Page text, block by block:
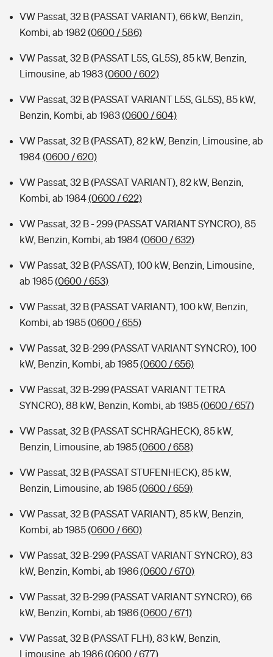
VW Passat, 32 B (PASSAT VARIANT), 66 kW, Benzin,
Kombi, ab 1982(0600 / 586)
VW Passat, 32 B (PASSAT L5S, GL5S), 85 kW, Benzin,
Limousine, ab 1983(0600 / 602)
VW Passat, 32 B (PASSAT VARIANT L5S, GL5S), 85 kW,
Benzin, Kombi, ab 1983(0600 / 604)
VW Passat, 32 B (PASSAT), 82 kW, Benzin, Limousine, ab
1984(0600 / 620)
VW Passat, 32 B (PASSAT VARIANT), 82 kW, Benzin,
Kombi, ab 1984(0600 / 622)
VW Passat, 32 B - 299 (PASSAT VARIANT SYNCRO), 85
kW, Benzin, Kombi, ab 1984(0600 / 632)
VW Passat, 32 B (PASSAT), 100 kW, Benzin, Limousine,
ab 1985(0600 / 653)
VW Passat, 32 B (PASSAT VARIANT), 100 kW, Benzin,
Kombi, ab 1985(0600 / 655)
VW Passat, 32 B-299 (PASSAT VARIANT SYNCRO), 100
kW, Benzin, Kombi, ab 1985(0600 / 656)
VW Passat, 32 B-299 (PASSAT VARIANT TETRA
SYNCRO), 88 kW, Benzin, Kombi, ab 1985(0600 / 657)
VW Passat, 32 B (PASSAT SCHRÄGHECK), 85 kW,
Benzin, Limousine, ab 1985(0600 / 658)
VW Passat, 32 B (PASSAT STUFENHECK), 85 kW,
Benzin, Limousine, ab 1985(0600 / 659)
VW Passat, 32 B (PASSAT VARIANT), 85 kW, Benzin,
Kombi, ab 1985(0600 / 660)
VW Passat, 32 B-299 (PASSAT VARIANT SYNCRO), 83
kW, Benzin, Kombi, ab 1986(0600 / 670)
VW Passat, 32 B-299 (PASSAT VARIANT SYNCRO), 66
kW, Benzin, Kombi, ab 1986(0600 / 671)
VW Passat, 32 B (PASSAT FLH), 83 kW, Benzin,
Limousine, ab 1986(0600 / 677)